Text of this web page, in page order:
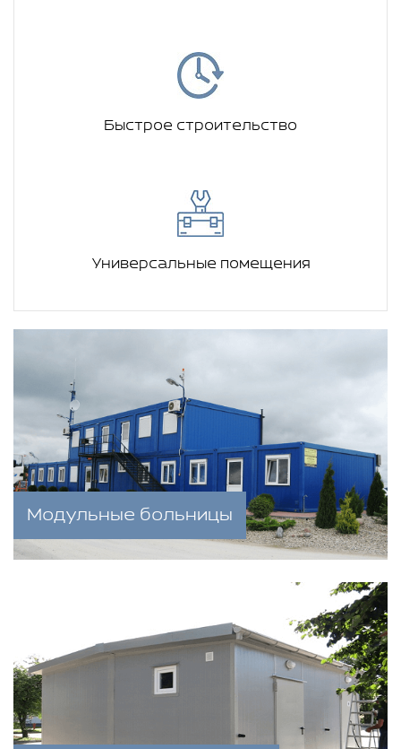
Быстрое строительство
Универсальные помещения
Модульные больницы